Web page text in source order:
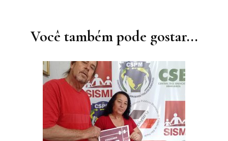
postVocê também pode gostar...